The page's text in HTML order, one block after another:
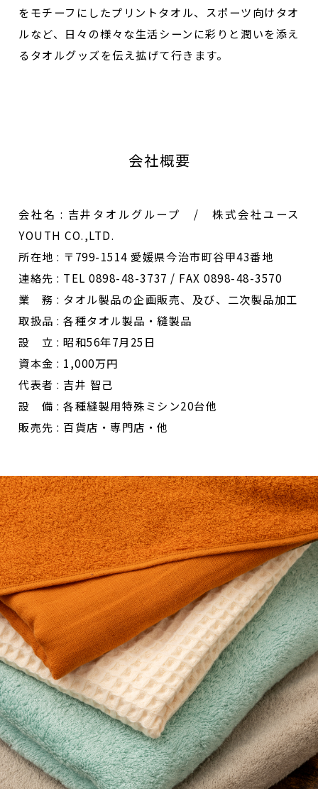
をモチーフにしたプリントタオル、スポーツ向けタオ
ルなど、日々の様々な生活シーンに彩りと潤いを添え
るタオルグッズを伝え拡げて行きます。
会社概要
会社名 : 吉井タオルグループ / 株式会社ユース
YOUTH CO.,LTD.
所在地 : 〒799-1514 愛媛県今治市町谷甲43番地
連絡先 : TEL 0898-48-3737 / FAX 0898-48-3570
業 務 : タオル製品の企画販売、及び、二次製品加工
取扱品 : 各種タオル製品・縫製品
設 立 : 昭和56年7月25日
資本金 : 1,000万円
代表者 : 吉井 智己
設 備 : 各種縫製用特殊ミシン20台他
販売先 : 百貨店・専門店・他